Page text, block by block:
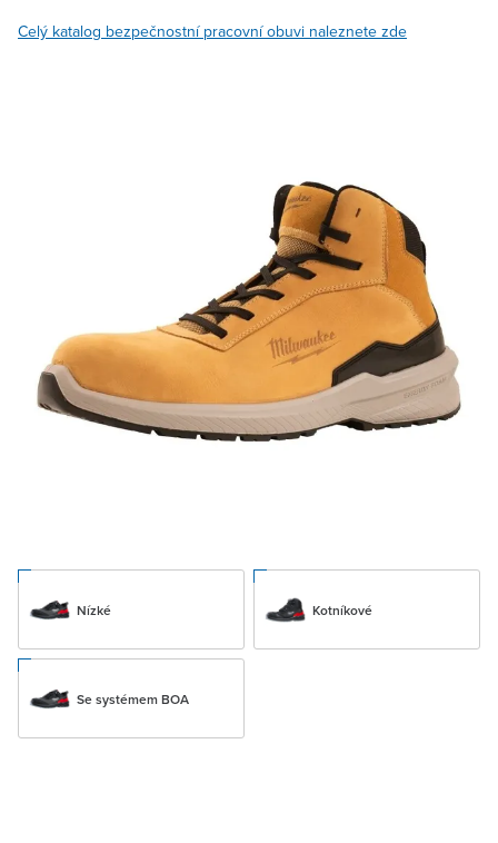
Celý katalog bezpečnostní pracovní obuvi naleznete zde
Nízké Kotníkové
Se systémem BOA